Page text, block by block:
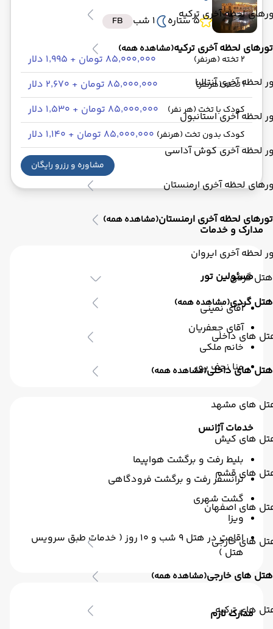
لحظه آخری ترکیه
تورهای لحظه آخری ترکیه(مشاهده همه)
لحظه آخری آنتالیا
لحظه آخری استانبول
لحظه آخری کوش آداسی
لحظه آخری ارمنستان
تورهای لحظه آخری ارمنستان(مشاهده همه)
لحظه آخری ایروان
هتل گردی
هتل گردی(مشاهده همه)
های داخلی
هتل های داخلی(مشاهده همه)
های مشهد
های کیش
های قشم
های اصفهان
های خارجی
هتل های خارجی(مشاهده همه)
های ترکیه
5 ستاره
1 شب FB
2 تخته (هرنفر) ۸۵٬۰۰۰٬۰۰۰ تومان + ۱٬۹۹۵ دلار
1 تخته (هرنفر) ۸۵٬۰۰۰٬۰۰۰ تومان + ۲٬۶۷۰ دلار
کودک با تخت (هر نفر) ۸۵٬۰۰۰٬۰۰۰ تومان + ۱٬۵۳۰ دلار
کودک بدون تخت (هرنفر) ۸۵٬۰۰۰٬۰۰۰ تومان + ۱٬۱۴۰ دلار
مشاوره و رزرو رایگان
مدارک و خدمات
مسئولین تور
آقای نمینی
آقای جعفریان
خانم ملکی
منا نجف پور
خدمات آژانس
بلیط رفت و برگشت هواپیما
ترانسفر رفت و برگشت فرودگاهی
گشت شهری
ویزا
اقامت در هتل 9 شب و 10 روز ( خدمات طبق سرویس
هتل )
مدارک لازم